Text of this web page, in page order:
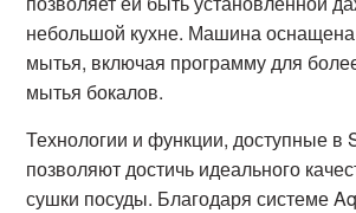
небольшой кухне. Машина
мытья, включая программу для
мытья бокалов.
Технологии и функции, доступные в
позволяют достичь идеального
сушки посуды. Благодаря системе